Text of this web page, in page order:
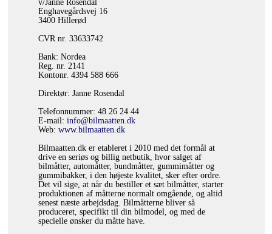
LAGERSALG
FIRMAPROFIL
FORRETNINGSBETINGELSER
GDPR PERSONDATAFORORDNINGEN
REKLAMATION
v/Janne Rosendal
Enghavegårdsvej 16
3400 Hillerød
CVR nr. 33633742
Bank: Nordea
Reg. nr. 2141
Kontonr. 4394 588 666
Direktør: Janne Rosendal
Telefonnummer: 48 26 24 44
E-mail: info@bilmaatten.dk
Web: www.bilmaatten.dk
Bilmaatten.dk er etableret i 2010 med det formål at
drive en seriøs og billig netbutik, hvor salget af
bilmåtter, automåtter, bundmåtter, gummimåtter og
gummibakker, i den højeste kvalitet, sker efter ordre.
Det vil sige, at når du bestiller et sæt bilmåtter, starter
produktionen af måtterne normalt omgående, og altid
senest næste arbejdsdag. Bilmåtterne bliver så
produceret, specifikt til din bilmodel, og med de
specielle ønsker du måtte have.